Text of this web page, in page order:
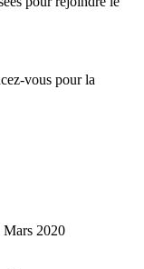
vous pour la
Mars 2020